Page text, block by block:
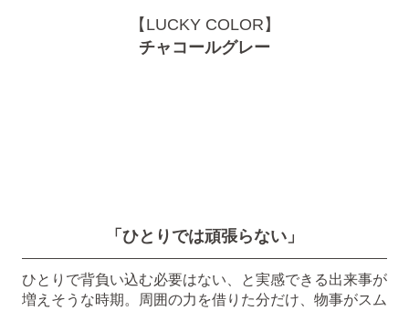
【LUCKY COLOR】
チャコールグレー
「ひとりでは頑張らない」
ひとりで背負い込む必要はない、と実感できる出来事が
増えそうな時期。周囲の力を借りた分だけ、物事がスム